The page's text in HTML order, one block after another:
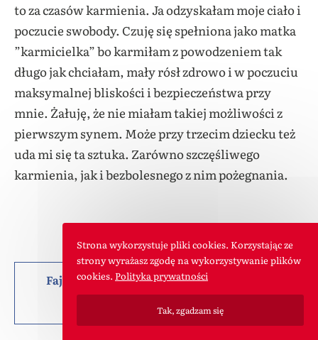
to za czasów karmienia. Ja odzyskałam moje ciało i
poczucie swobody. Czuję się spełniona jako matka
”karmicielka” bo karmiłam z powodzeniem tak
długo jak chciałam, mały rósł zdrowo i w poczuciu
maksymalnej bliskości i bezpieczeństwa przy
mnie. Żałuję, że nie miałam takiej możliwości z
pierwszym synem. Może przy trzecim dziecku też
uda mi się ta sztuka. Zarówno szczęśliwego
karmienia, jak i bezbolesnego z nim pożegnania.
Fajny artykuł? Możesz nas pochwalić lub
podzielić się nim z innymi :)
Może Cię
Strona wykorzystuje pliki cookies. Korzystając ze
strony wyrażasz zgodę na wykorzystywanie plików
cookies. Polityka prywatności
Tak, zgadzam się